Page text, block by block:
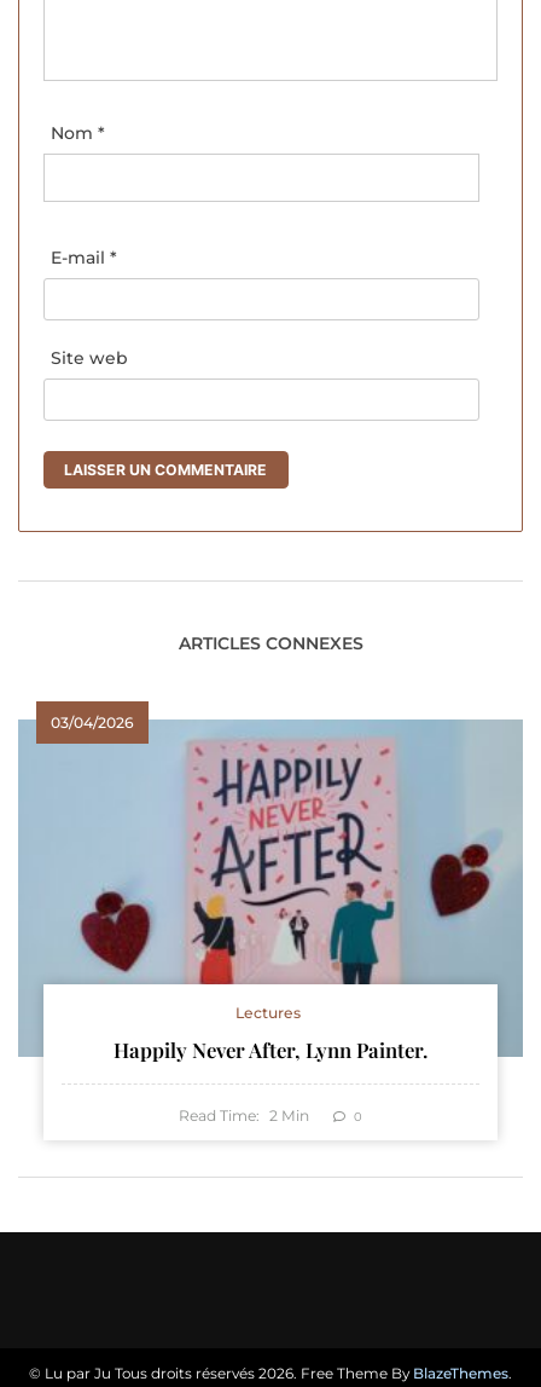
Nom *
E-mail *
Site web
ARTICLES CONNEXES
03/04/2026
Lectures
Happily Never After, Lynn Painter.
Read Time: 2 Min 0
© Lu par Ju Tous droits réservés 2026. Free Theme By BlazeThemes.